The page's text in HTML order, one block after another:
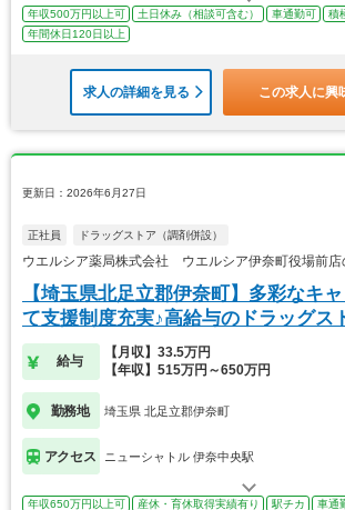
年収500万円以上可 土日休み（相談可含む） 車通勤可 積
年間休日120日以上
求人の詳細を見る この求人に興
更新日：2026年6月27日
正社員 ドラッグストア（調剤併設）
ウエルシア薬局株式会社 ウエルシア伊奈町役場前店
【埼玉県北足立郡伊奈町】多彩なキ
て支援制度充実♪高給与のドラッグ
給与
【月収】33.5万円
【年収】515万円～650万円
勤務地 埼玉県 北足立郡伊奈町
アクセス ニューシャトル 伊奈中央駅
年収650万円以上可 産休・育休取得実績有り 駅チカ 車通